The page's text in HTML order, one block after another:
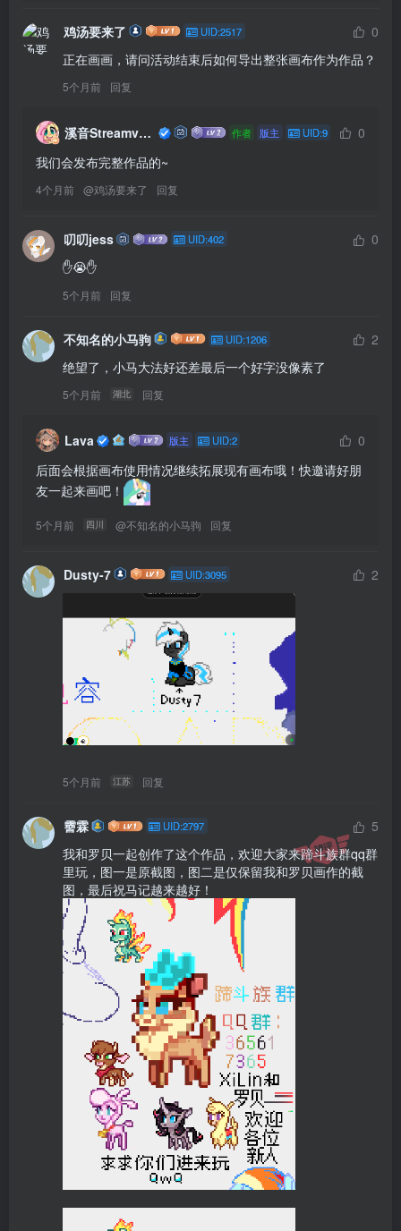
鸡汤要来了 UID:2517
0
正在画画，请问活动结束后如何导出整张画布作为作品？
5个月前 回复
溪音Streamvolume 作者 版主 UID:9
0
我们会发布完整作品的~
4个月前 @鸡汤要来了 回复
叨叨jess UID:402
0
✋😭✋
5个月前 回复
不知名的小马驹 UID:1206
2
绝望了，小马大法好还差最后一个好字没像素了
5个月前 湖北 回复
Lava 版主 UID:2
0
后面会根据画布使用情况继续拓展现有画布哦！快邀请好朋
友一起来画吧！
5个月前 四川 @不知名的小马驹 回复
Dusty-7 UID:3095 2
5个月前 江苏 回复
霫霖 UID:2797
5
我和罗贝一起创作了这个作品，欢迎大家来蹄斗族群qq群
里玩，图一是原截图，图二是仅保留我和罗贝画作的截